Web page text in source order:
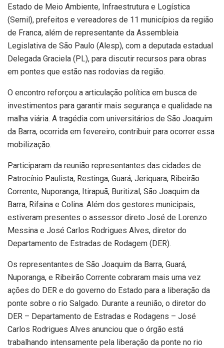
Estado de Meio Ambiente, Infraestrutura e Logística
(Semil), prefeitos e vereadores de 11 municípios da região
de Franca, além de representante da Assembleia
Legislativa de São Paulo (Alesp), com a deputada estadual
Delegada Graciela (PL), para discutir recursos para obras
em pontes que estão nas rodovias da região.
O encontro reforçou a articulação política em busca de
investimentos para garantir mais segurança e qualidade na
malha viária. A tragédia com universitários de São Joaquim
da Barra, ocorrida em fevereiro, contribuir para ocorrer essa
mobilização.
Participaram da reunião representantes das cidades de
Patrocínio Paulista, Restinga, Guará, Jeriquara, Ribeirão
Corrente, Nuporanga, Itirapuã, Buritizal, São Joaquim da
Barra, Rifaina e Colina. Além dos gestores municipais,
estiveram presentes o assessor direto José de Lorenzo
Messina e José Carlos Rodrigues Alves, diretor do
Departamento de Estradas de Rodagem (DER).
Os representantes de São Joaquim da Barra, Guará,
Nuporanga, e Ribeirão Corrente cobraram mais uma vez
ações do DER e do governo do Estado para a liberação da
ponte sobre o rio Salgado. Durante a reunião, o diretor do
DER – Departamento de Estradas e Rodagens – José
Carlos Rodrigues Alves anunciou que o órgão está
trabalhando intensamente pela liberação da ponte no rio